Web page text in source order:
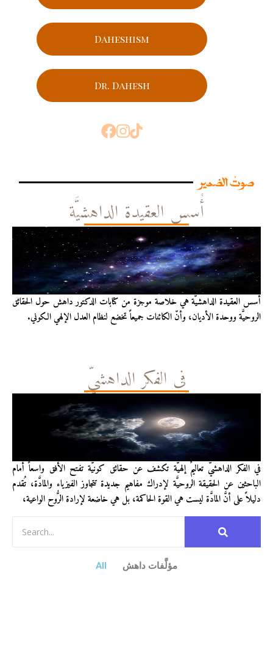
Daheshism
Dr. Dahesh
صوتُ الضمير
أُسس العقيدة الداهشيَّة
أُسس العقيدة الداهشيّة هي خلاصة موجزة من كتابات الدكتور داهش حول الحقائق
الروحيَّة ووحدة الأديان، وأنّ الكائنات جميعاً تخضع لنظام العدل الإلهي الكوني.
في الفكر الداهشيّ
في الفكر الداهشيّ تعاليمٌ إلهيَّة تكشف عن حقائق كونيَّة تفتح الأفق واسعاً أمام
الباحثين عن الحقيقة الروحيَّة لإدراك مفاهيم جديدة تتجاوز الفيزياء والمادَّة، تُقدم
دليلاً على أنَّ المادَّة ليست هي القوة الحاكمة، بل هي خاضعة لإرادة الرُّوح الواعية،
All مؤلَّفات داهش